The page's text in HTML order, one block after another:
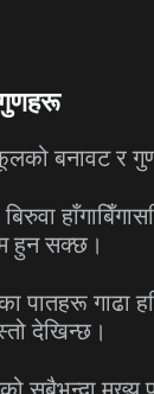
बनावट र
बिरुवा
हुन सक्छ।
पातहरू गाढा
देखिन्छ।